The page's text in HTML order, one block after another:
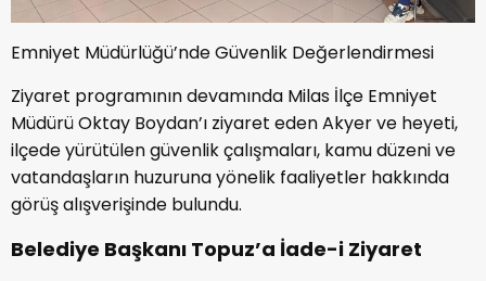
Emniyet Müdürlüğü’nde Güvenlik Değerlendirmesi
Ziyaret programının devamında Milas İlçe Emniyet
Müdürü Oktay Boydan’ı ziyaret eden Akyer ve heyeti,
ilçede yürütülen güvenlik çalışmaları, kamu düzeni ve
vatandaşların huzuruna yönelik faaliyetler hakkında
görüş alışverişinde bulundu.
Belediye Başkanı Topuz’a İade-i Ziyaret